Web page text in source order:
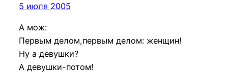
5 июля 2005
А мож:
Первым делом,первым делом: женщин!
Ну а девушки?
А девушки-потом!